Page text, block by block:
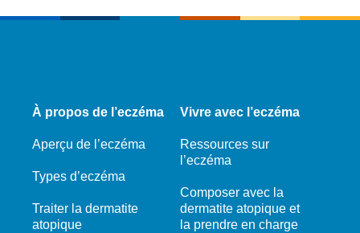
À propos de l’eczéma
Aperçu de l’eczéma
Types d’eczéma
Traiter la dermatite
atopique
Vivre avec l’eczéma
Ressources sur
l’eczéma
Composer avec la
dermatite atopique et
la prendre en charge